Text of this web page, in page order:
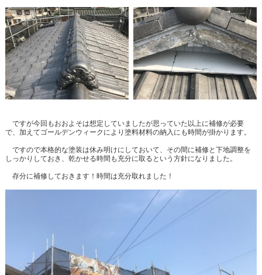
ですが今回もおおよそは想定していましたが思っていた以上に補修が必要
で、加えてゴールデンウィークにより塗料材料の納入にも時間が掛かります。
ですので本格的な塗装は休み明けにしておいて、その間に補修と下地調整を
しっかりしておき、乾かせる時間も充分に取るという方針になりました。
存分に補修しておきます！時間は充分取れました！